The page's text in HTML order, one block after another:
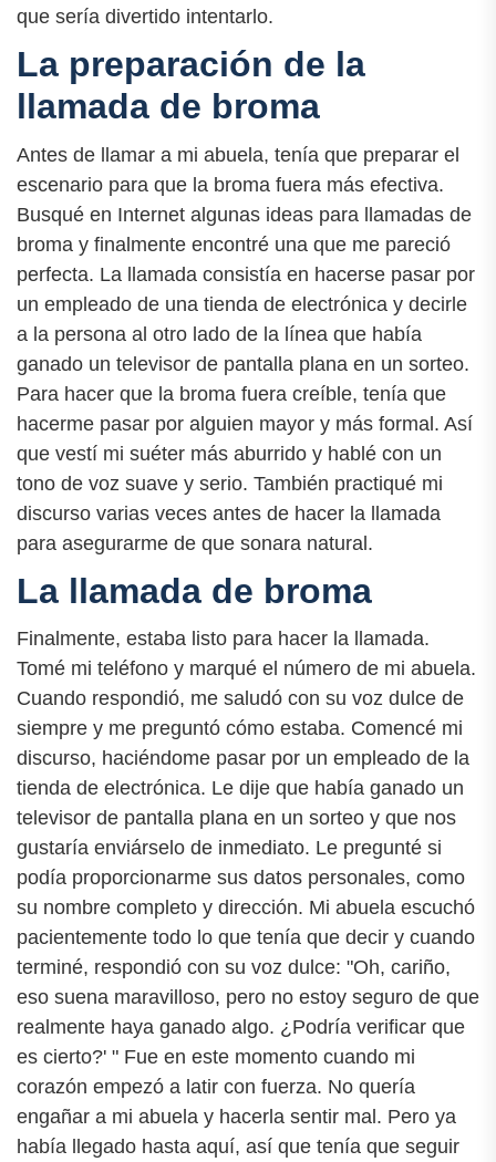
que sería divertido intentarlo.
La preparación de la
llamada de broma
Antes de llamar a mi abuela, tenía que preparar el
escenario para que la broma fuera más efectiva.
Busqué en Internet algunas ideas para llamadas de
broma y finalmente encontré una que me pareció
perfecta. La llamada consistía en hacerse pasar por
un empleado de una tienda de electrónica y decirle
a la persona al otro lado de la línea que había
ganado un televisor de pantalla plana en un sorteo.
Para hacer que la broma fuera creíble, tenía que
hacerme pasar por alguien mayor y más formal. Así
que vestí mi suéter más aburrido y hablé con un
tono de voz suave y serio. También practiqué mi
discurso varias veces antes de hacer la llamada
para asegurarme de que sonara natural.
La llamada de broma
Finalmente, estaba listo para hacer la llamada.
Tomé mi teléfono y marqué el número de mi abuela.
Cuando respondió, me saludó con su voz dulce de
siempre y me preguntó cómo estaba. Comencé mi
discurso, haciéndome pasar por un empleado de la
tienda de electrónica. Le dije que había ganado un
televisor de pantalla plana en un sorteo y que nos
gustaría enviárselo de inmediato. Le pregunté si
podía proporcionarme sus datos personales, como
su nombre completo y dirección. Mi abuela escuchó
pacientemente todo lo que tenía que decir y cuando
terminé, respondió con su voz dulce: "Oh, cariño,
eso suena maravilloso, pero no estoy seguro de que
realmente haya ganado algo. ¿Podría verificar que
es cierto?' " Fue en este momento cuando mi
corazón empezó a latir con fuerza. No quería
engañar a mi abuela y hacerla sentir mal. Pero ya
había llegado hasta aquí, así que tenía que seguir